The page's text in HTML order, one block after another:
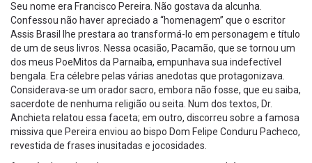
Seu nome era Francisco Pereira. Não gostava da alcunha.
Confessou não haver apreciado a “homenagem” que o escritor
Assis Brasil lhe prestara ao transformá-lo em personagem e título
de um de seus livros. Nessa ocasião, Pacamão, que se tornou um
dos meus PoeMitos da Parnaíba, empunhava sua indefectível
bengala. Era célebre pelas várias anedotas que protagonizava.
Considerava-se um orador sacro, embora não fosse, que eu saiba,
sacerdote de nenhuma religião ou seita. Num dos textos, Dr.
Anchieta relatou essa faceta; em outro, discorreu sobre a famosa
missiva que Pereira enviou ao bispo Dom Felipe Conduru Pacheco,
revestida de frases inusitadas e jocosidades.